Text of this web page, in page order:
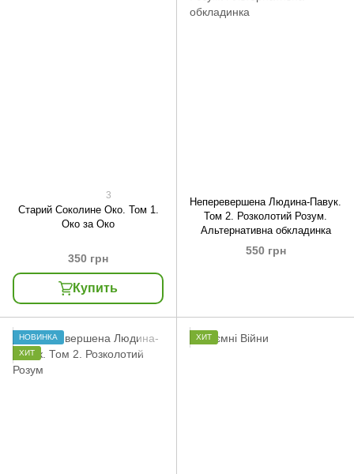
3
Старий Соколине Око. Том 1.
Око за Око
350 грн
Купить
Неперевершена Людина-Павук.
Том 2. Розколотий Розум.
Альтернативна обкладинка
550 грн
НОВИНКА
ХИТ
ХИТ